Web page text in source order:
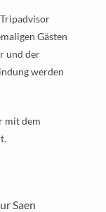
Gästen
und der
werden
mit dem
Saen